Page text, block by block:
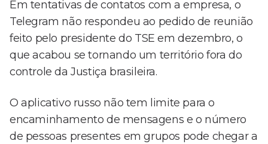
Em tentativas de contatos com a empresa, o
Telegram não respondeu ao pedido de reunião
feito pelo presidente do TSE em dezembro, o
que acabou se tornando um território fora do
controle da Justiça brasileira.
O aplicativo russo não tem limite para o
encaminhamento de mensagens e o número
de pessoas presentes em grupos pode chegar a